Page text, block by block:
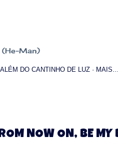
(He-Man)
ALÉM DO CANTINHO DE LUZ MAIS…
NOW ON, BE MY